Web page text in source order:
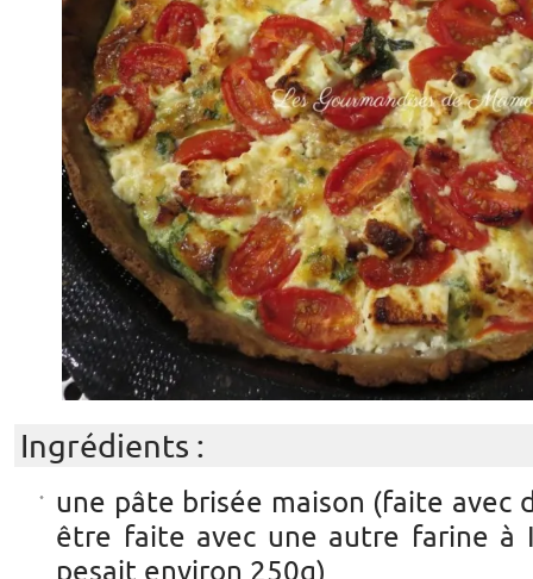
Ingrédients :
une pâte brisée maison (faite avec
être faite avec une autre farine à
pesait environ 250g)